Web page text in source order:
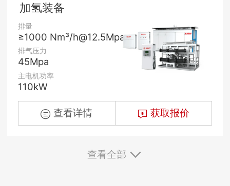
加氢装备
排量
≥1000 Nm³/h@12.5Mpa
排气压力
45Mpa
主电机功率
110kW
查看详情 获取报价
查看全部